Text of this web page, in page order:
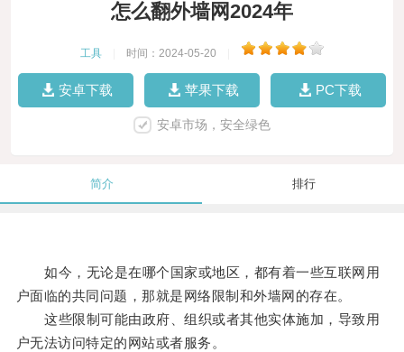
怎么翻外墙网2024年
工具 时间：2024-05-20
安卓下载 苹果下载 PC下载
安卓市场，安全绿色
简介 排行
如今，无论是在哪个国家或地区，都有着一些互联网用
户面临的共同问题，那就是网络限制和外墙网的存在。
这些限制可能由政府、组织或者其他实体施加，导致用
户无法访问特定的网站或者服务。